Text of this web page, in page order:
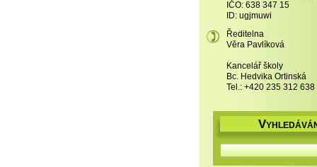
IČO: 638 347 15
ID: ugjmuwi
Ředitelna
Věra Pavlíková
Kancelář školy
Bc. Hedvika Ortinská
Tel.: +420 235 312 638
V